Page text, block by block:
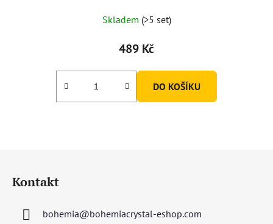
Skladem (>5 set)
489 Kč
DO KOŠÍKU
Kontakt
bohemia@bohemiacrystal-eshop.com